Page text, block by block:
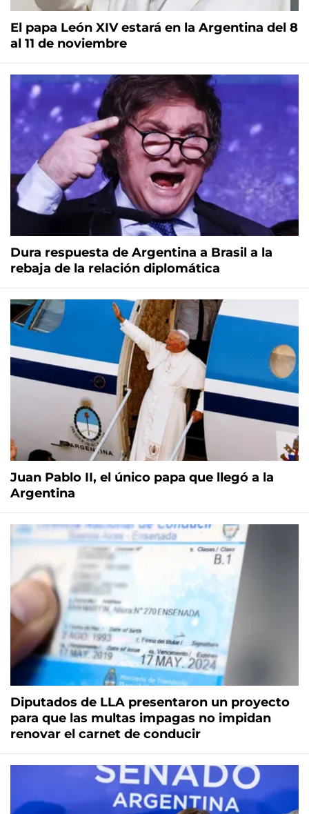
El papa León XIV estará en la Argentina del 8
al 11 de noviembre
Dura respuesta de Argentina a Brasil a la
rebaja de la relación diplomática
Juan Pablo II, el único papa que llegó a la
Argentina
Diputados de LLA presentaron un proyecto
para que las multas impagas no impidan
renovar el carnet de conducir